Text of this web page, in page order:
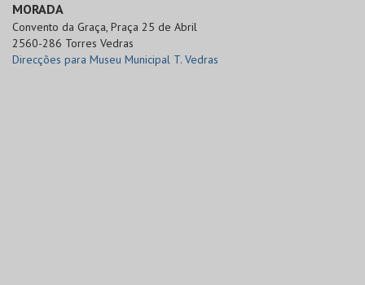
MORADA
Convento da Graça, Praça 25 de Abril
2560-286 Torres Vedras
Direcções para Museu Municipal T. Vedras